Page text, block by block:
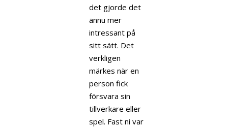
det gjorde det
ännu mer
intressant på
sitt sätt. Det
verkligen
märkes när en
person fick
försvara sin
tillverkare eller
spel. Fast ni var